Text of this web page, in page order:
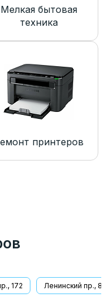
Мелкая бытовая
техника
принтеров
172 Ленинский пр., 8/1